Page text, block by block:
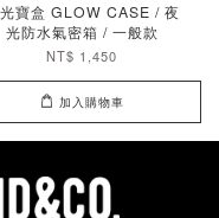
寶盒 GLOW CASE / 夜
光防水氣密箱 / 一般款
NT$ 1,450
加入購物車